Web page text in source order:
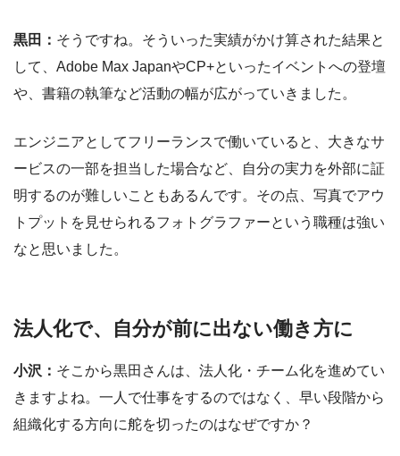
黒田： そうですね。そういった実績がかけ算された結果と
して、Adobe Max JapanやCP+といったイベントへの登壇
や、書籍の執筆など活動の幅が広がっていきました。
エンジニアとしてフリーランスで働いていると、大きなサ
ービスの一部を担当した場合など、自分の実力を外部に証
明するのが難しいこともあるんです。その点、写真でアウ
トプットを見せられるフォトグラファーという職種は強い
なと思いました。
法人化で、自分が前に出ない働き方に
小沢： そこから黒田さんは、法人化・チーム化を進めてい
きますよね。一人で仕事をするのではなく、早い段階から
組織化する方向に舵を切ったのはなぜですか？